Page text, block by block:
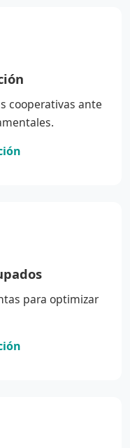
cooperativas ante
para optimizar